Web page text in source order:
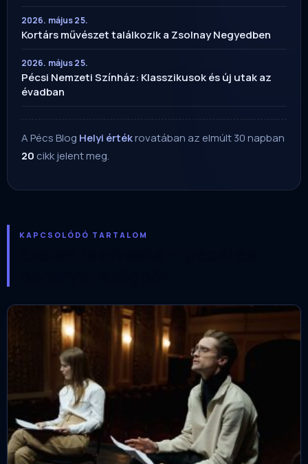
2026. május 25.
Kortárs művészet találkozik a Zsolnay Negyedben
2026. május 25.
Pécsi Nemzeti Színház: Klasszikusok és új utak az
évadban
A Pécs Blog Helyi értékrovatában az elmúlt 30 napban
20 cikk jelent meg.
KAPCSOLÓDÓ TARTALOM